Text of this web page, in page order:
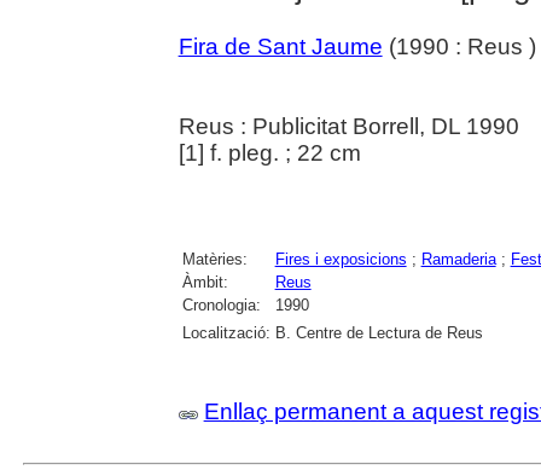
Fira de Sant Jaume (1990 : Reus )
Reus : Publicitat Borrell, DL 1990
[1] f. pleg. ; 22 cm
Matèries: Fires i exposicions ; Ramaderia;
Àmbit:
Reus
Cronologia:
1990
Localització: B. Centre de Lectura de Reus
Enllaç permanent a aquest